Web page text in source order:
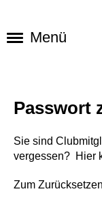
Menü
Passwort
Sie sind
vergessen? Hier
Zum